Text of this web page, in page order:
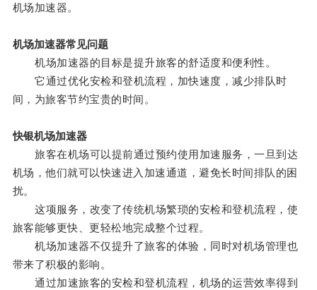
机场加速器。
机场加速器常见问题
机场加速器的目标是提升旅客的舒适度和便利性。
它通过优化安检和登机流程，加快速度，减少排队时
间，为旅客节约宝贵的时间。
快银机场加速器
旅客在机场可以提前通过预约使用加速服务，一旦到达
机场，他们就可以快速进入加速通道，避免长时间排队的困
扰。
这项服务，改变了传统机场繁琐的安检和登机流程，使
旅客能够更快、更轻松地完成整个过程。
机场加速器不仅提升了旅客的体验，同时对机场管理也
带来了积极的影响。
通过加速旅客的安检和登机流程，机场的运营效率得到